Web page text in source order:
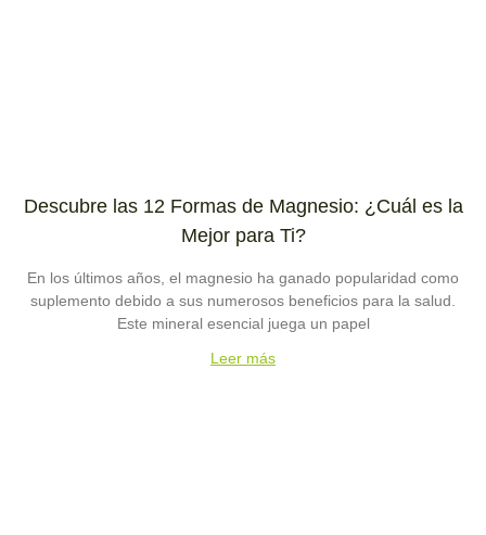
Descubre las 12 Formas de Magnesio: ¿Cuál es la
Mejor para Ti?
En los últimos años, el magnesio ha ganado popularidad como
suplemento debido a sus numerosos beneficios para la salud.
Este mineral esencial juega un papel
Leer más